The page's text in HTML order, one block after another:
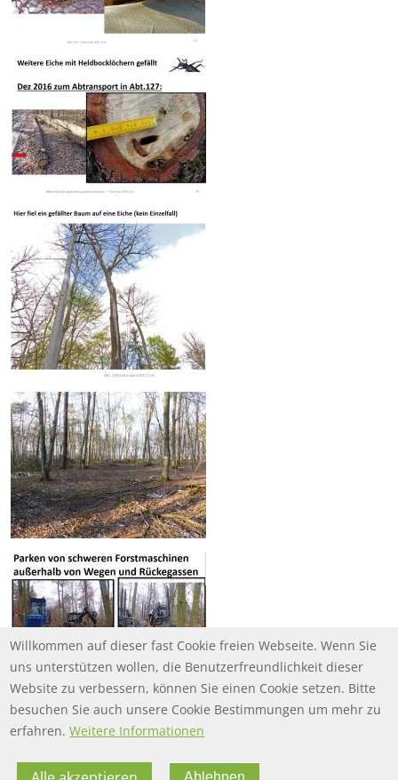
Willkommen auf dieser fast Cookie freien Webseite. Wenn Sie
uns unterstützen wollen, die Benutzerfreundlichkeit dieser
Website zu verbessern, können Sie einen Cookie setzen. Bitte
besuchen Sie auch unsere Cookie Bestimmungen um mehr zu
erfahren. Weitere Informationen